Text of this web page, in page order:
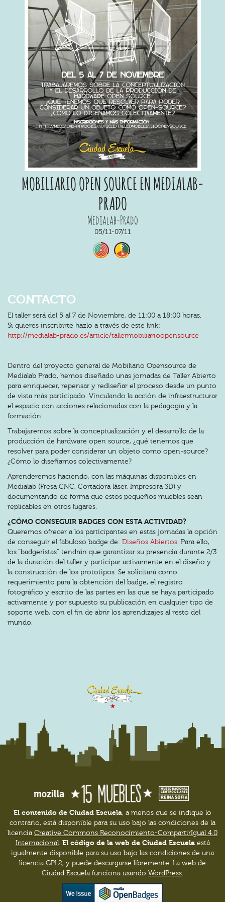
MOBILIARIO OPEN SOURCE EN MEDIALAB-
PRADO
Medialab-Prado
05/11-07/11
CONTACTO
El taller será del 5 al 7 de Noviembre, de 11:00 a 18:00 horas.
Si quieres inscribirte hazlo a través de este link:
http://medialab-prado.es/article/tallermobiliarioopensource
Dentro del proyecto general de Mobiliario Opensource de
Medialab Prado, hemos diseñado unas jornadas de Taller Abierto
para enriquecer, repensar y rediseñar el proceso desde un punto
de vista más participado. Vinculando la acción de infraestructurar
el espacio con acciones relacionadas con la pedagogía y la
formación.
Trabajaremos sobre la conceptualización y el desarrollo de la
producción de hardware open source, ¿qué tenemos que
resolver para poder considerar un objeto como open-source?
¿Cómo lo diseñamos colectivamente?
Aprenderemos haciendo, con las máquinas disponibles en
Medialab (Fresa CNC, Cortadora láser, Impresora 3D) y
documentando de forma que estos pequeños muebles sean
replicables en otros lugares.
¿CÓMO CONSEGUIR BADGES CON ESTA ACTIVIDAD?
Queremos ofrecer a los participantes en estas jornadas la opción
de conseguir el fabuloso badge de: Diseños Abiertos. Para ello,
los “badgeristas” tendrán que garantizar su presencia durante 2/3
de la duración del taller y participar activamente en el diseño y
la construcción de los prototipos. Se solicitará como
requerimiento para la obtención del badge, el registro
fotográfico y escrito de las partes en las que se haya participado
activamente y por supuesto su publicación en cualquier tipo de
soporte web, con el fin de abrir los aprendizajes al resto del
mundo.
El contenido de Ciudad Escuela, a menos que se indique lo
contrario, está disponible para su uso bajo las condiciones de la
licenciaCreative Commons Reconocimiento-CompartirIgual 4.0
Internacional. El código de la web de Ciudad Escuelaestá
igualmente disponible para su uso bajo las condiciones de una
licenciaGPL2, y puede descargarse libremente. La web de
Ciudad Escuela funciona usando WordPress.